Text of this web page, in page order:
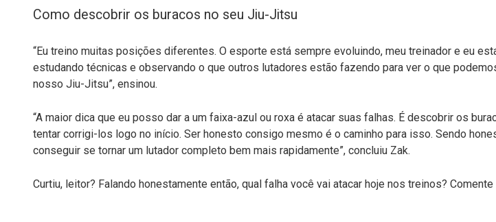
Como descobrir os buracos no seu Jiu-Jitsu
“Eu treino muitas posições diferentes. O esporte está sempre evoluindo, meu treinador e eu
estudando técnicas e observando o que outros lutadores estão fazendo para ver o que
nosso Jiu-Jitsu”, ensinou.
“A maior dica que eu posso dar a um faixa-azul ou roxa é atacar suas falhas. É descobrir os
tentar corrigi-los logo no início. Ser honesto consigo mesmo é o caminho para isso. Sendo
conseguir se tornar um lutador completo bem mais rapidamente”, concluiu Zak.
Curtiu, leitor? Falando honestamente então, qual falha você vai atacar hoje nos treinos? Comente